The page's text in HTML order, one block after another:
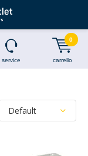
service carrello
0